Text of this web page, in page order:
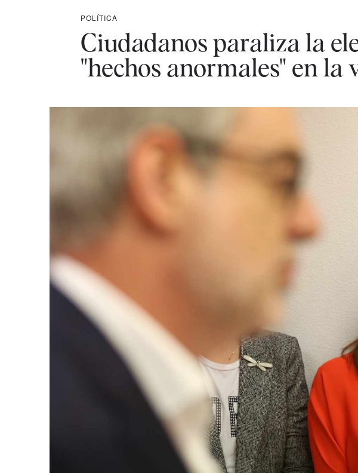
POLÍTICA
Ciudadanos paraliza la
"hechos anormales" en la